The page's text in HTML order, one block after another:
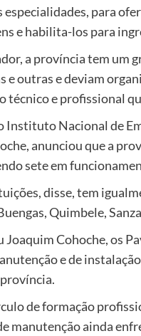
para
e habilita-los para
a província tem um
e outras e deviam
técnico e profissional
Instituto Nacional de
anunciou que a
sete em
disse, tem
Quimbele,
Cohoche, os
e de
de formação
manutenção ainda